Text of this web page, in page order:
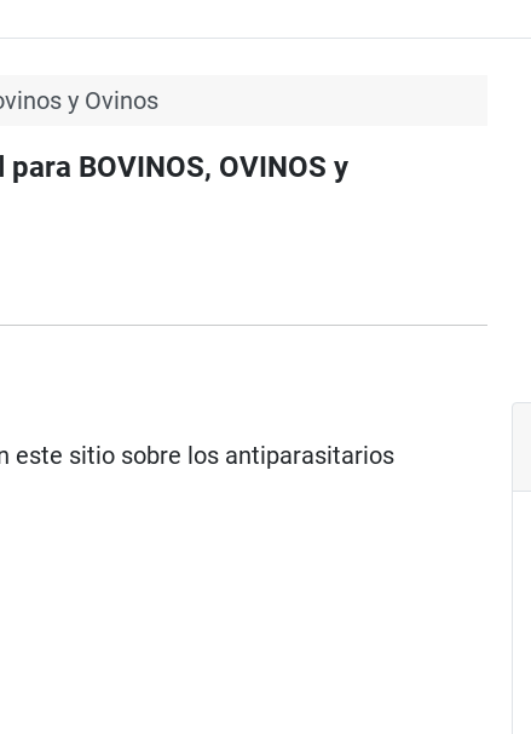
y Ovinos
BOVINOS, OVINOS y
este sitio sobre los antiparasitarios